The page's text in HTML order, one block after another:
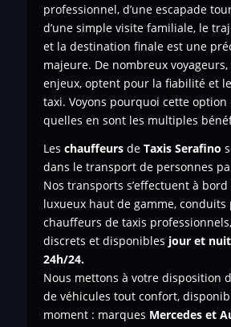
professionnel, d’une escapade
d’une simple visite familiale, le
et la destination finale est une
majeure. De nombreux
enjeux, optent pour la fiabilité et
taxi. Voyons pourquoi cette
quelles en sont les multiples
Les chauffeurs de Taxis Serafino
dans le transport de personnes
Nos transports s’effectuent à
luxueux haut de gamme, conduits
chauffeurs de taxis
discrets et disponibles jour et
24h/24.
Nous mettons à votre disposition
de véhicules tout confort,
moment : marques Mercedes et